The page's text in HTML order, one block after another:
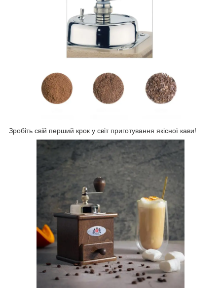
Зробіть свій перший крок у світ приготування якісної кави!